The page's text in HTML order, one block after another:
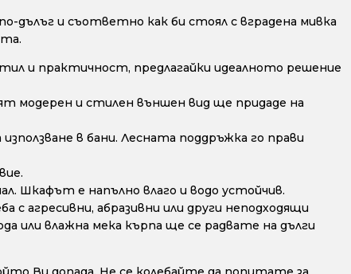
дълъг и съответно как би стоял с вградена мивка
и практичност, предлагайки идеалното решение
модерен и стилен външен вид ще придаде на
в бани. Лесната поддръжка го прави
Шкафът е напълно влаго и водо устойчив.
с агресивни, абразивни или други неподходящи
или влажна мека кърпа ще се радвате на дълги